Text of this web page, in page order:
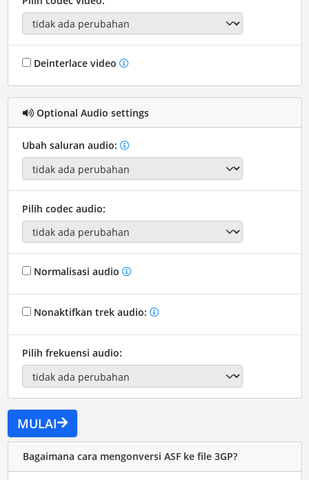
Deinterlace video
Optional Audio settings
Ubah saluran audio:
Pilih codec audio:
Normalisasi audio
Nonaktifkan trek audio:
Pilih frekuensi audio:
MULAI
Bagaimana cara mengonversi ASF ke file 3GP?